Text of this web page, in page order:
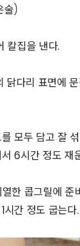
술)
칼집을 낸다.
닭다리 표면에
모두 담고 잘
6시간 정도 재
한 콥그릴에 준
시간 정도 굽는다.